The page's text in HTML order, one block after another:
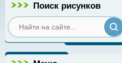
Поиск рисунков